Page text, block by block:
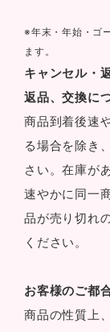
※年末・年始・ゴ
ます。
キャンセル・
返品、交換に
商品到着後速
る場合を除き
さい。在庫が
速やかに同一
品が売り切れ
ください。
お客様のご都
商品の性質上